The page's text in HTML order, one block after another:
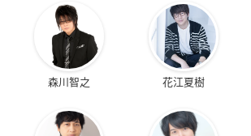
森川智之 花江夏樹